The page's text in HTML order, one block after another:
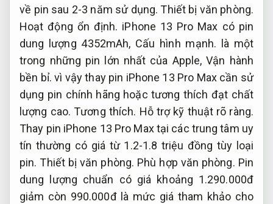
về pin sau 2-3 năm sử dụng.Thiết bị văn phòng.
Hoạt động ổn định. iPhone 13 Pro Max có pin
dung lượng 4352mAh, Cấu hình mạnh. là một
trong những pin lớn nhất của Apple,Vận hành
bền bỉ. vì vậy thay pin iPhone 13 Pro Max cần sử
dụng pin chính hãng hoặc tương thích đạt chất
lượng cao.Tương thích. Hỗ trợ kỹ thuật rõ ràng.
Thay pin iPhone 13 Pro Max tại các trung tâm uy
tín thường có giá từ 1.2-1.8 triệu đồng tùy loại
pin.Thiết bị văn phòng. Phù hợp văn phòng. Pin
dung lượng chuẩn có giá khoảng 1.290.000đ
giảm còn 990.000đ là mức giá tham khảo cho